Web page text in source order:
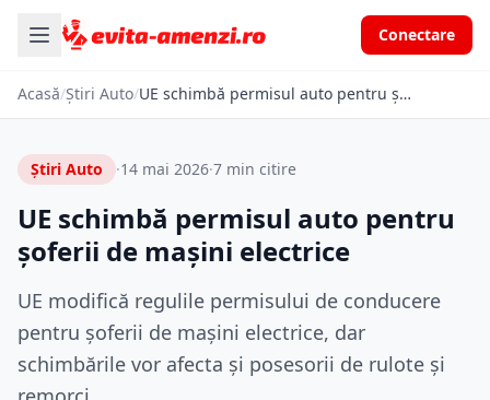
Conectare
Acasă/Știri Auto/ UE schimbă permisul auto pentru șoferii de mașini electrice
Știri Auto ·14 mai 2026·7 min citire
UE schimbă permisul auto pentru
șoferii de mașini electrice
UE modifică regulile permisului de conducere
pentru șoferii de mașini electrice, dar
schimbările vor afecta și posesorii de rulote și